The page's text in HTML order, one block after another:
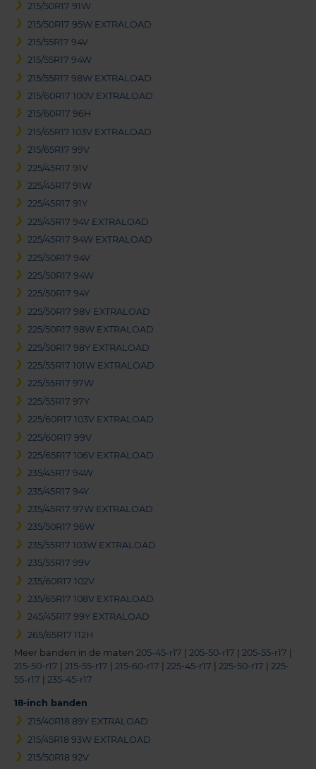
215/50R17 91W
215/50R17 95W EXTRALOAD
215/55R17 94V
215/55R17 94W
215/55R17 98W EXTRALOAD
215/60R17 100V EXTRALOAD
215/60R17 96H
215/65R17 103V EXTRALOAD
215/65R17 99V
225/45R17 91V
225/45R17 91W
225/45R17 91Y
225/45R17 94V EXTRALOAD
225/45R17 94W EXTRALOAD
225/50R17 94V
225/50R17 94W
225/50R17 94Y
225/50R17 98V EXTRALOAD
225/50R17 98W EXTRALOAD
225/50R17 98Y EXTRALOAD
225/55R17 101W EXTRALOAD
225/55R17 97W
225/55R17 97Y
225/60R17 103V EXTRALOAD
225/60R17 99V
225/65R17 106V EXTRALOAD
235/45R17 94W
235/45R17 94Y
235/45R17 97W EXTRALOAD
235/50R17 96W
235/55R17 103W EXTRALOAD
235/55R17 99V
235/60R17 102V
235/65R17 108V EXTRALOAD
245/45R17 99Y EXTRALOAD
265/65R17 112H
Meer banden in de maten 205-45-r17 205-50-r17 205-55-r17
215-50-r17
215-55-r17 215-60-r17 225-45-r17 225-50-r17
225-
55-r17
235-45-r17
18-inch banden
215/40R18 89Y EXTRALOAD
215/45R18 93W EXTRALOAD
215/50R18 92V